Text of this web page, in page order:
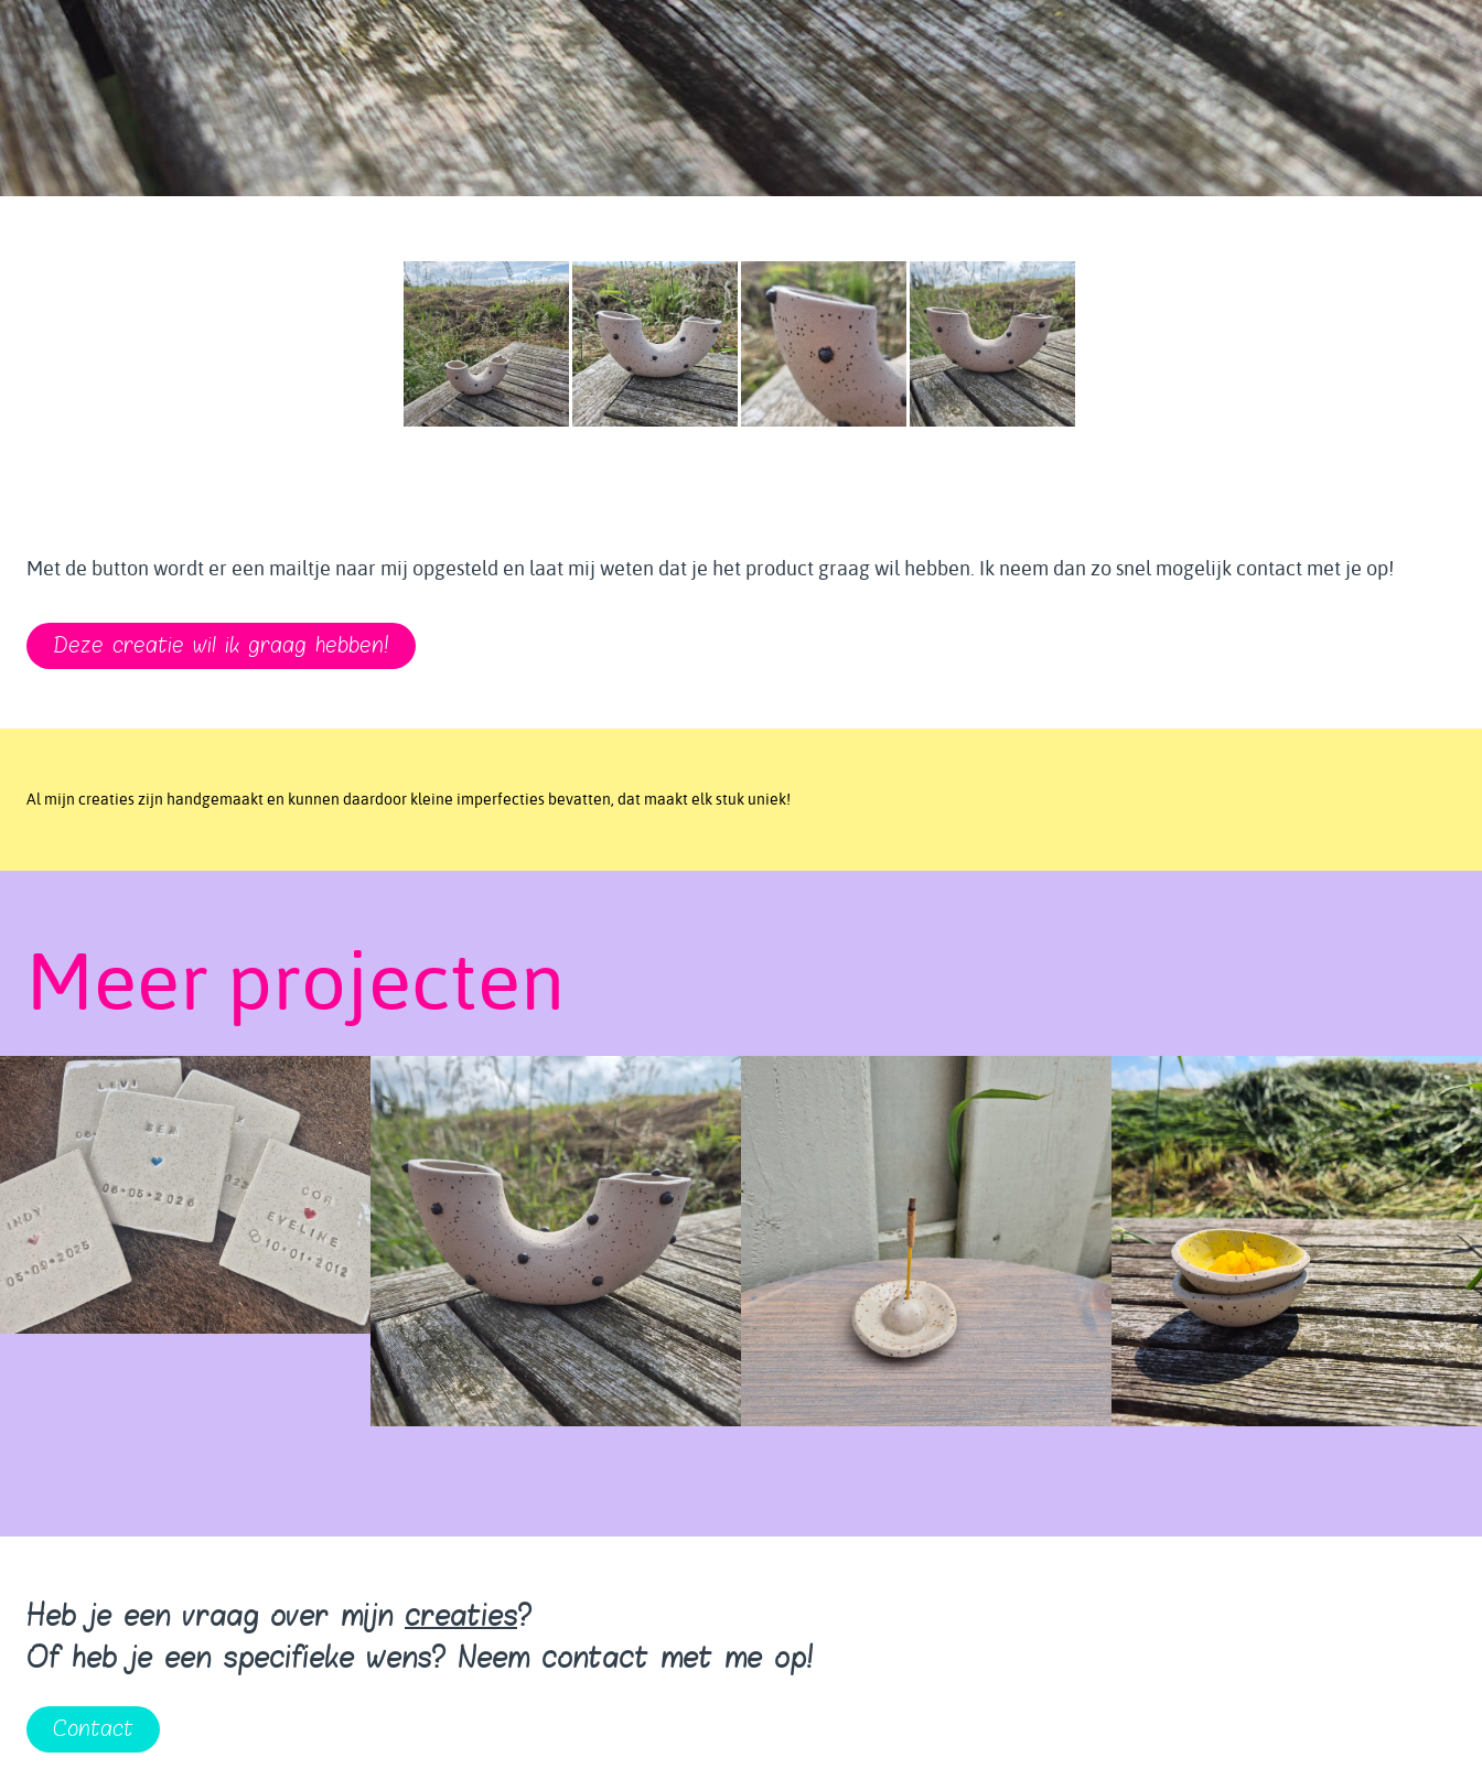
Met de button wordt er een mailtje naar mij opgesteld en laat mij weten dat je het product graag wil hebben. Ik neem dan zo snel mogelijk contact met je op!
Deze creatie wil ik graag hebben!
Al mijn creaties zijn handgemaakt en kunnen daardoor kleine imperfecties bevatten, dat maakt elk stuk uniek!
Meer projecten
Heb je een vraag over mijn creaties?
Of heb je een specifieke wens? Neem contact met me op!
Contact